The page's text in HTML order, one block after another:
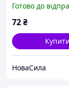
Готово до
72₴
Купити
НоваСила